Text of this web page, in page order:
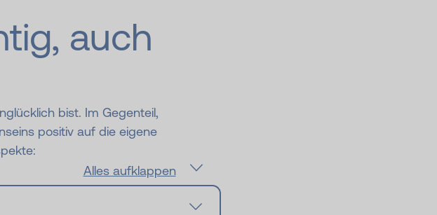
auch
bist. Im Gegenteil,
positiv auf die eigene
Alles aufklappen